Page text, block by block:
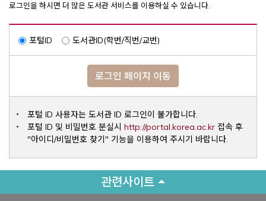
로그인을 하시면 더 많은 도서관 서비스를 이용하실 수 있습니다.
포털ID 도서관ID(학번/직번/교번)
로그인 페이지 이동
포털 ID 사용자는 도서관 ID 로그인이 불가합니다.
포털 ID 및 비밀번호 분실시 http://portal.korea.ac.krOpens a
접속 후
"아이디/비밀번호 찾기" 기능을 이용하여 주시기 바랍니다.
관련사이트